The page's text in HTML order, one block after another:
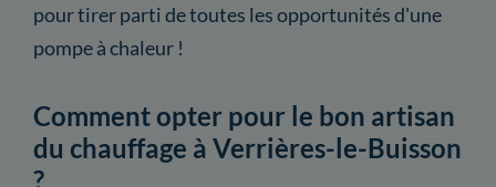
pour tirer parti de toutes les opportunités d'une
pompe à chaleur !
Comment opter pour le bon artisan
du chauffage à Verrières-le-Buisson
?